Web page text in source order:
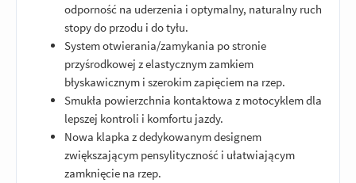
odporność na uderzenia i optymalny, naturalny ruch
stopy do przodu i do tyłu.
System otwierania/zamykania po stronie
przyśrodkowej z elastycznym zamkiem
błyskawicznym i szerokim zapięciem na rzep.
Smukła powierzchnia kontaktowa z motocyklem dla
lepszej kontroli i komfortu jazdy.
Nowa klapka z dedykowanym designem
zwiększającym pensylityczność i ułatwiającym
zamknięcie na rzep.